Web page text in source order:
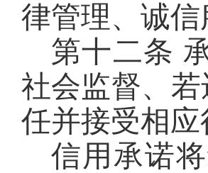
律管理、诚
第十二条
社会监督、
任并接受相
信用承诺